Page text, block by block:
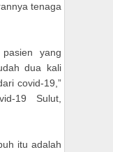
tenaga
yang
dua kali
covid-19,”
19 Sulut,
itu adalah